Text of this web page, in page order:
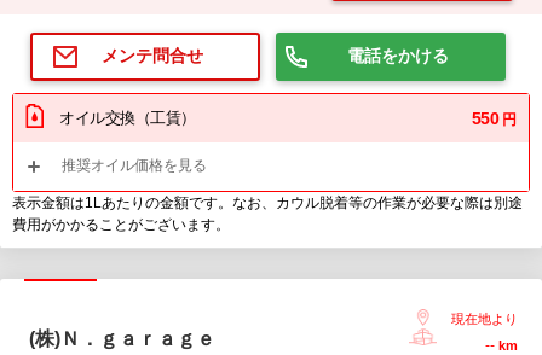
メンテ問合せ 電話をかける
オイル交換（工賃） 550 円
推奨オイル価格を見る
表示金額は1Lあたりの金額です。なお、カウル脱着等の作業が必要な際は別途
費用がかかることがございます。
(株)Ｎ．ｇａｒａｇｅ
現在地より
-- km